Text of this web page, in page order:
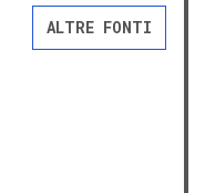
ALTRE FONTI